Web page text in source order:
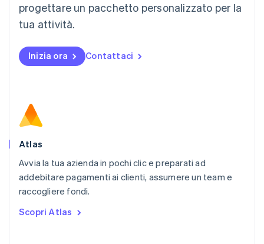
progettare un pacchetto personalizzato per la
tua attività.
Inizia ora Contattaci
Atlas
Avvia la tua azienda in pochi clic e preparati ad
addebitare pagamenti ai clienti, assumere un team e
raccogliere fondi.
Scopri Atlas
Messico
EspañolEnglish
English
Nuova Zelanda
English
Portogallo
Português
English简体中文
Regno Unito
English
English